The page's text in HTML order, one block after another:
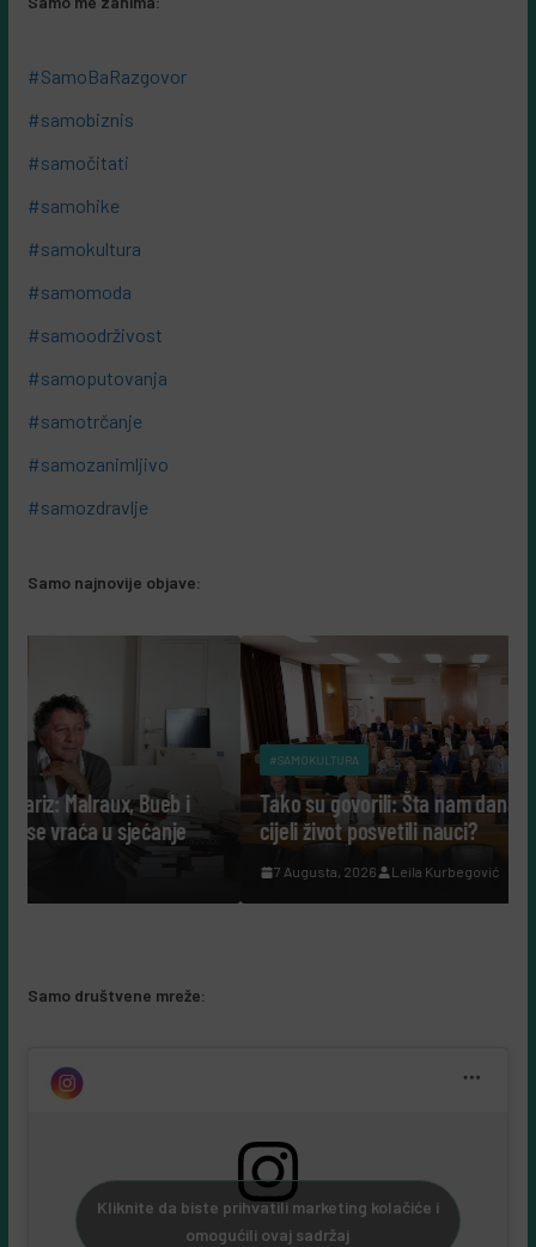
#SamoBaRazgovor
#samobiznis
#samočitati
#samohike
#samokultura
#samomoda
#samoodrživost
#samoputovanja
#samotrčanje
#samozanimljivo
#samozdravlje
Samo najnovije objave:
i
#SAMOKULTURA
Tako su govorili: Šta nam danas govore ljudi koji su
cijeli život posvetili nauci?
Leila Kurbegović
Samo društvene mreže:
Kliknite da biste prihvatili marketing kolačiće i
omogućili ovaj sadržaj